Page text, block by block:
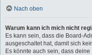
Nach oben
Warum kann ich mich nicht
Es kann sein, dass die Board-
ausgeschaltet hat, damit sich
Es könnte auch sein, dass